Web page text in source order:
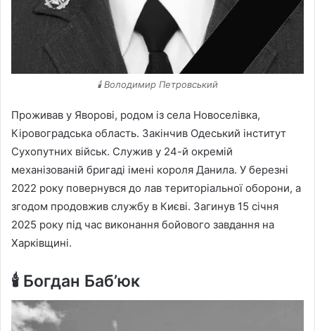
🕯 Володимир Петровський
Проживав у Яворові, родом із села Новоселівка,
Кіровоградська область. Закінчив Одеський інститут
Сухопутних військ. Служив у 24-й окремій
механізованій бригаді імені короля Данила. У березні
2022 року повернувся до лав територіальної оборони, а
згодом продовжив службу в Києві. Загинув 15 січня
2025 року під час виконання бойового завдання на
Харківщині.
🕯 Богдан Бабʼюк